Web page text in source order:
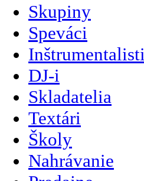
Skupiny
Speváci
Inštrumentalisti
DJ-i
Skladatelia
Textári
Školy
Nahrávanie